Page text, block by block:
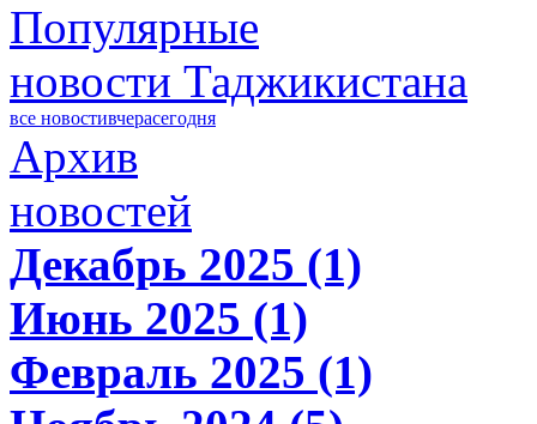
Популярные
новости Таджикистана
все новостивчерасегодня
Архив
новостей
Декабрь 2025 (1)
Июнь 2025 (1)
Февраль 2025 (1)